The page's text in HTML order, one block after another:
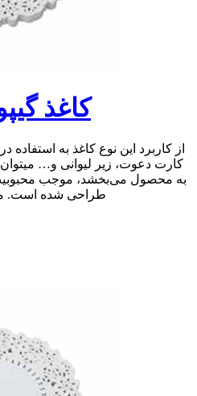
کاغذ گیپوری
از کاربرد این نوع کاغذ به استفاده
کارت دعوت، زیر لیوانی و… میتوان
به محصول می‌بخشد، موجب
طراحی شده است. مقدار هر